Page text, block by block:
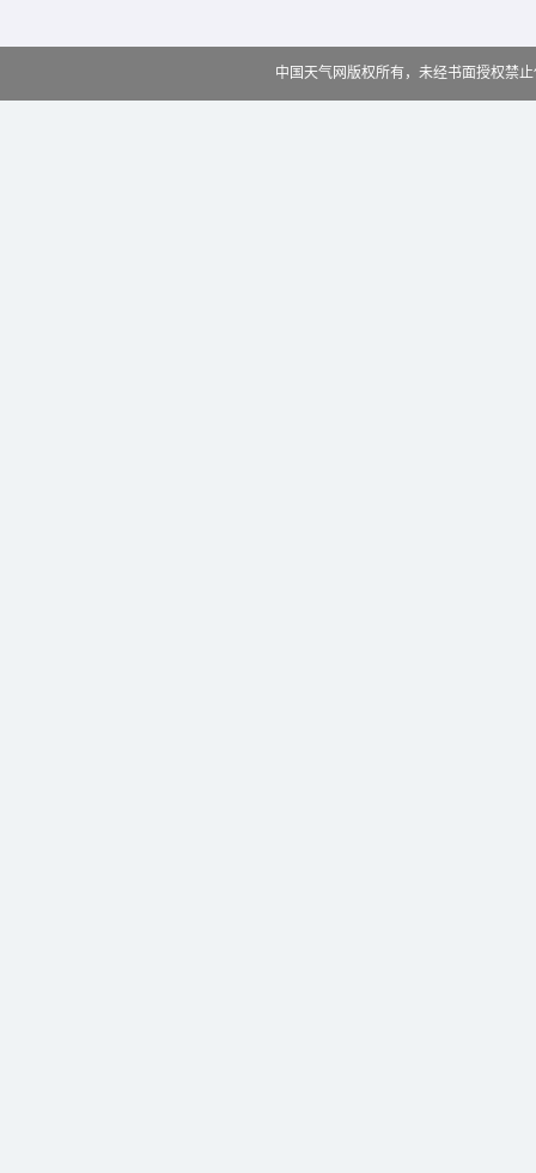
中国天气网版权所有，未经书面授权